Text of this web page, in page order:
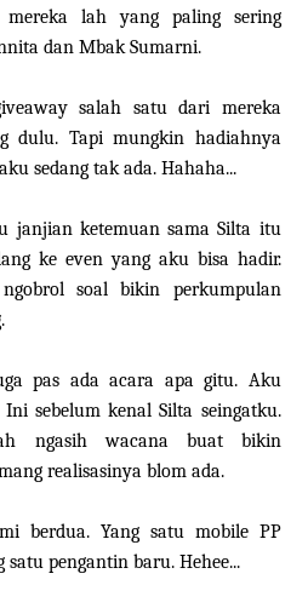
mereka lah yang paling sering
dan Mbak Sumarni.
salah satu dari mereka
dulu. Tapi mungkin hadiahnya
sedang tak ada. Hahaha...
janjian ketemuan sama Silta itu
ke even yang aku bisa hadir.
soal bikin perkumpulan
pas ada acara apa gitu. Aku
sebelum kenal Silta seingatku.
ngasih wacana buat bikin
realisasinya blom ada.
berdua. Yang satu mobile PP
satu pengantin baru. Hehee...